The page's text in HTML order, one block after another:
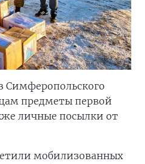
Симферопольского
предметы первой
личные посылки от
мобилизованных